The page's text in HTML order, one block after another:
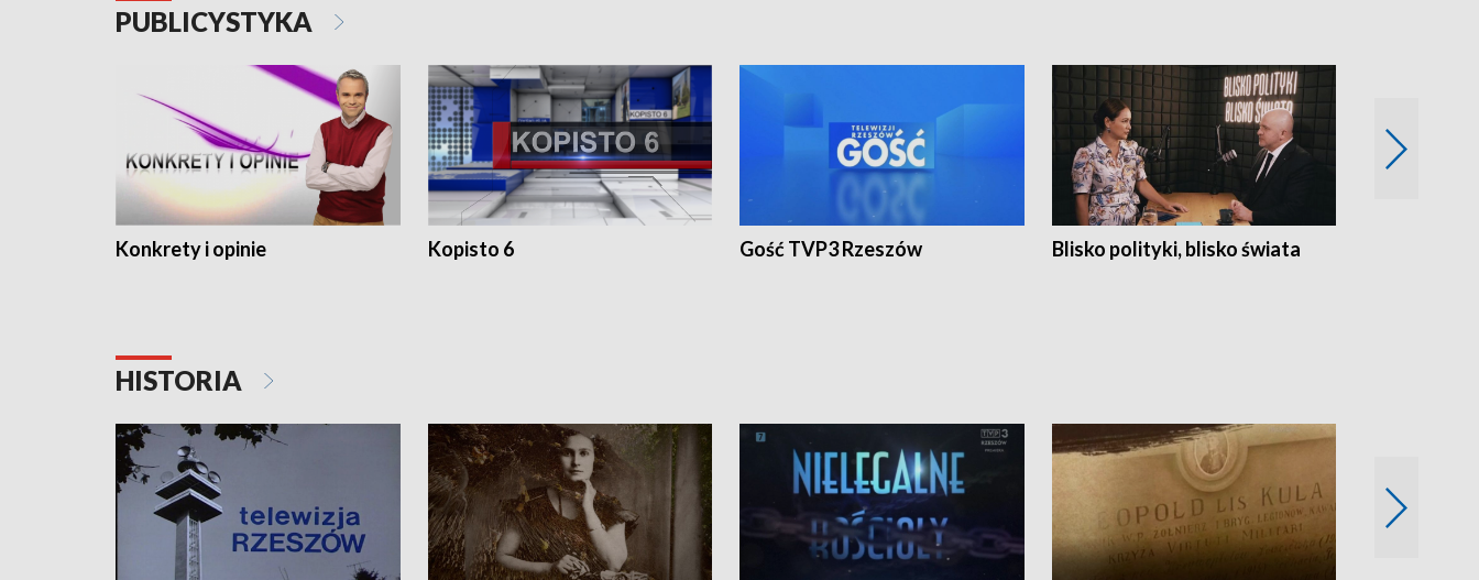
PUBLICYSTYKA
Konkrety i opinie Kopisto 6 Gość TVP3 Rzeszów Blisko polityki, blisko świata
HISTORIA